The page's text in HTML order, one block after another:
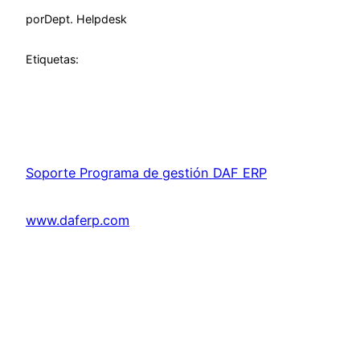
porDept. Helpdesk
Etiquetas:
Soporte Programa de gestión DAF ERP
www.daferp.com